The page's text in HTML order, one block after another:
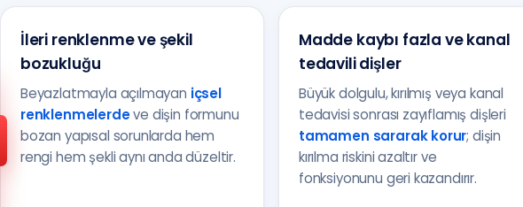
İleri renklenme ve şekil
bozukluğu
Beyazlatmayla açılmayan içsel
renklenmelerdeve dişin formunu
bozan yapısal sorunlarda hem
rengi hem şekli aynı anda düzeltir.
Madde kaybı fazla ve kanal
tedavili dişler
Büyük dolgulu, kırılmış veya kanal
tedavisi sonrası zayıflamış dişleri
tamamen sararak korur; dişin
kırılma riskini azaltır ve
fonksiyonunu geri kazandırır.
Anadolu Yakası
(0216) 648 22 80